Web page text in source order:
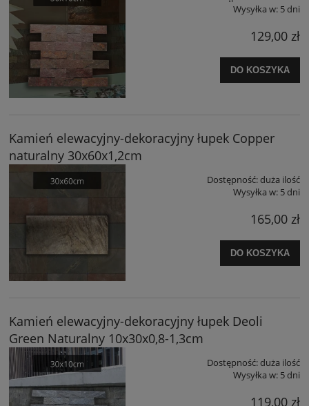
Wysyłka w: 5 dni
129,00 zł
DO KOSZYKA
Kamień elewacyjny-dekoracyjny łupek Copper
naturalny 30x60x1,2cm
Dostępność:duża ilość
Wysyłka w: 5 dni
165,00 zł
DO KOSZYKA
Kamień elewacyjny-dekoracyjny łupek Deoli
Green Naturalny 10x30x0,8-1,3cm
Dostępność:duża ilość
Wysyłka w: 5 dni
119,00 zł